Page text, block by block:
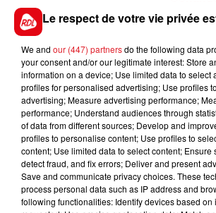
16 HERMES D'ECROVILLE
: Cheval
grapille souvent des places en fin
Avec un bon parcours,
*****
FILS D'ACTUS
Le respect de votre vie privée
We and our (447) partnersdo the following data
your consent and/or our legitimate interest: Store
information on a device; Use limited data to select
profiles for personalised advertising; Use profiles
advertising; Measure advertising performance;
performance; Understand audiences through
of data from different sources; Develop and
profiles to personalise content; Use profiles to
content; Use limited data to select content; Ensure
detect fraud, and fix errors; Deliver and present
Save and communicate privacy choices. These
process personal data such as IP address and
following functionalities: Identify devices based on